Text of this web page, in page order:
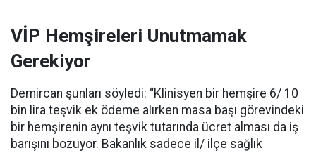
VİP Hemşireleri Unutmamak
Gerekiyor
Demircan şunları söyledi: “Klinisyen bir hemşire 6/ 10
bin lira teşvik ek ödeme alırken masa başı görevindeki
bir hemşirenin aynı teşvik tutarında ücret alması da iş
barışını bozuyor. Bakanlık sadece il/ ilçe sağlık